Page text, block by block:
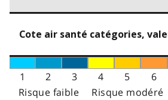
Cote air santé catégories,
1 2 3 4 5 6
Risque faible
Risque modéré